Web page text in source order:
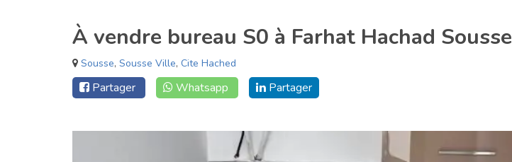
À vendre bureau S0 à Farhat Hachad Sousse
Sousse, Sousse Ville, Cite Hached
Partager Whatsapp Partager